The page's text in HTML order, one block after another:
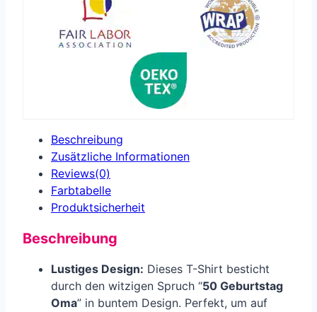
Beschreibung
Zusätzliche Informationen
Reviews(0)
Farbtabelle
Produkt­sicherheit
Beschreibung
Lustiges Design: Dieses T-Shirt besticht
durch den witzigen Spruch “50 Geburtstag
Oma” in buntem Design. Perfekt, um auf